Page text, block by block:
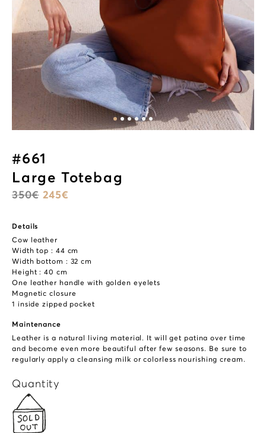
#661
Large Totebag
350€ 245€
Details
Cow leather
Width top : 44 cm
Width bottom : 32 cm
Height : 40 cm
One leather handle with golden eyelets
Magnetic closure
1 inside zipped pocket
Maintenance
Leather is a natural living material. It will get patina over time
and become even more beautiful after few seasons. Be sure to
regularly apply a cleansing milk or colorless nourishing cream.
Quantity